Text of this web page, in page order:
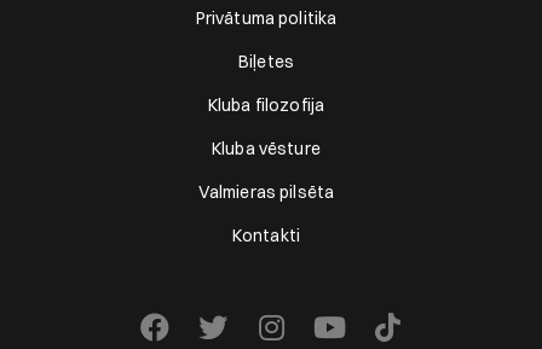
Privātuma politika
Biļetes
Kluba filozofija
Kluba vēsture
Valmieras pilsēta
Kontakti